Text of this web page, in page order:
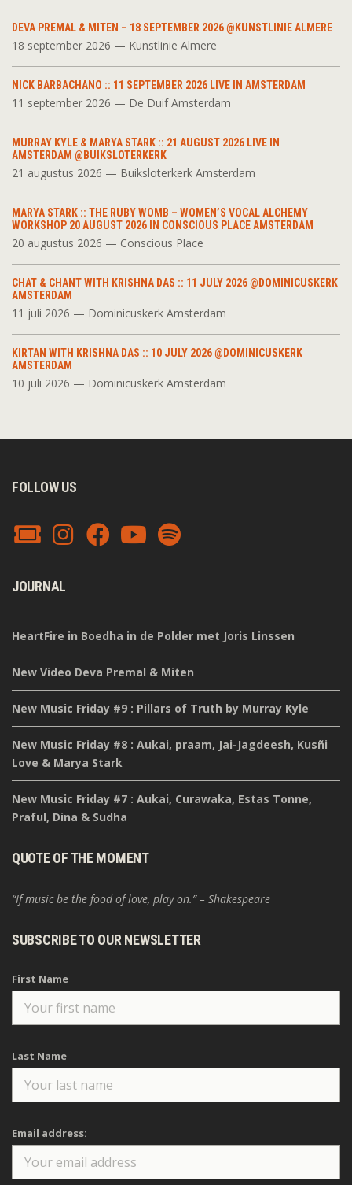
DEVA PREMAL & MITEN – 18 SEPTEMBER 2026 @KUNSTLINIE ALMERE
18 september 2026 — Kunstlinie Almere
NICK BARBACHANO :: 11 SEPTEMBER 2026 LIVE IN AMSTERDAM
11 september 2026 — De Duif Amsterdam
MURRAY KYLE & MARYA STARK :: 21 AUGUST 2026 LIVE IN
AMSTERDAM @BUIKSLOTERKERK
21 augustus 2026 — Buiksloterkerk Amsterdam
MARYA STARK :: THE RUBY WOMB – WOMEN’S VOCAL ALCHEMY
WORKSHOP 20 AUGUST 2026 IN CONSCIOUS PLACE AMSTERDAM
20 augustus 2026 — Conscious Place
CHAT & CHANT WITH KRISHNA DAS :: 11 JULY 2026 @DOMINICUSKERK
AMSTERDAM
11 juli 2026 — Dominicuskerk Amsterdam
KIRTAN WITH KRISHNA DAS :: 10 JULY 2026 @DOMINICUSKERK
AMSTERDAM
10 juli 2026 — Dominicuskerk Amsterdam
FOLLOW US
JOURNAL
HeartFire in Boedha in de Polder met Joris Linssen
New Video Deva Premal & Miten
New Music Friday #9 : Pillars of Truth by Murray Kyle
New Music Friday #8 : Aukai, praam, Jai-Jagdeesh, Kusñi
Love & Marya Stark
New Music Friday #7 : Aukai, Curawaka, Estas Tonne,
Praful, Dina & Sudha
QUOTE OF THE MOMENT
“If music be the food of love, play on.” – Shakespeare
SUBSCRIBE TO OUR NEWSLETTER
First Name
Last Name
Email address: